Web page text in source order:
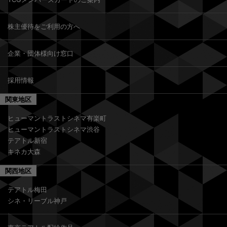
株主優待をご利用の方へ
企業・団体様向け窓口
採用情報
関東地区
ヒューマントラストシネマ有楽町
ヒューマントラストシネマ渋谷
テアトル新宿
キネカ大森
関西地区
テアトル梅田
シネ・リーブル神戸